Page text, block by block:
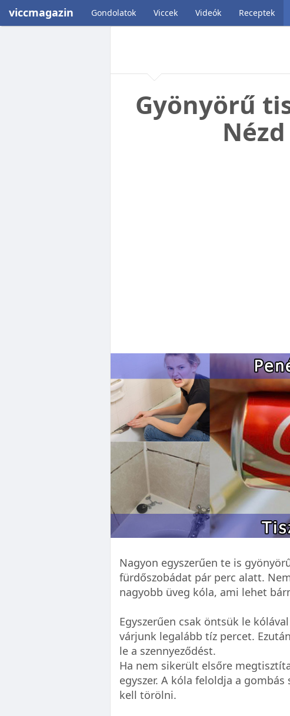
viccmagazin Gondolatok Viccek Videók Receptek
Gyönyörű
Nagyon egyszerűen te is
fürdőszobádat pár perc alatt.
nagyobb üveg kóla, ami lehet
Egyszerűen csak öntsük le
várjunk legalább tíz percet.
le a szennyeződést.
Ha nem sikerült elsőre
egyszer. A kóla feloldja a
kell törölni.